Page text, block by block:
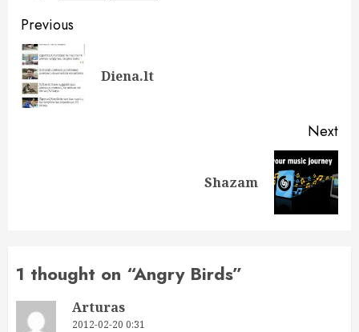
Post
navigation
Previous
Diena.lt
Next
Shazam
1 thought on “Angry Birds”
Arturas
2012-02-20 0:31